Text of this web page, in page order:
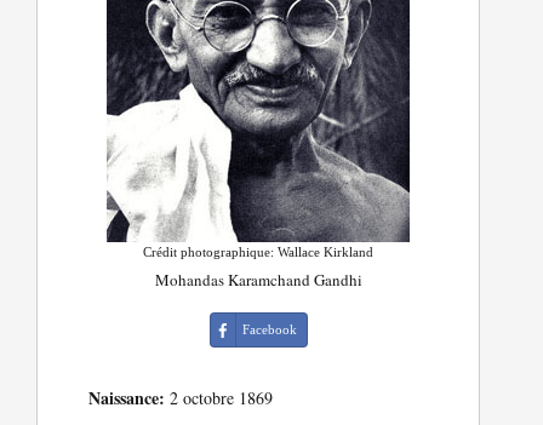
Crédit photographique: Wallace Kirkland
Mohandas Karamchand Gandhi
Facebook
Naissance: 2 octobre 1869